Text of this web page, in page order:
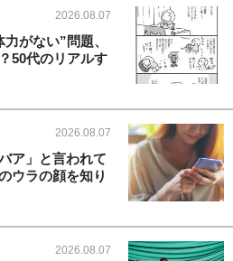
2026.08.07
がない”問題、
50代のリアルす
2026.08.07
ア」と言われて
ウラの顔を知り
2026.08.07